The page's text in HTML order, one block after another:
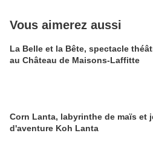
Vous aimerez aussi
La Belle et la Bête, spectacle
au Château de Maisons-Laffitte
Corn Lanta, labyrinthe de maïs et
d'aventure Koh Lanta